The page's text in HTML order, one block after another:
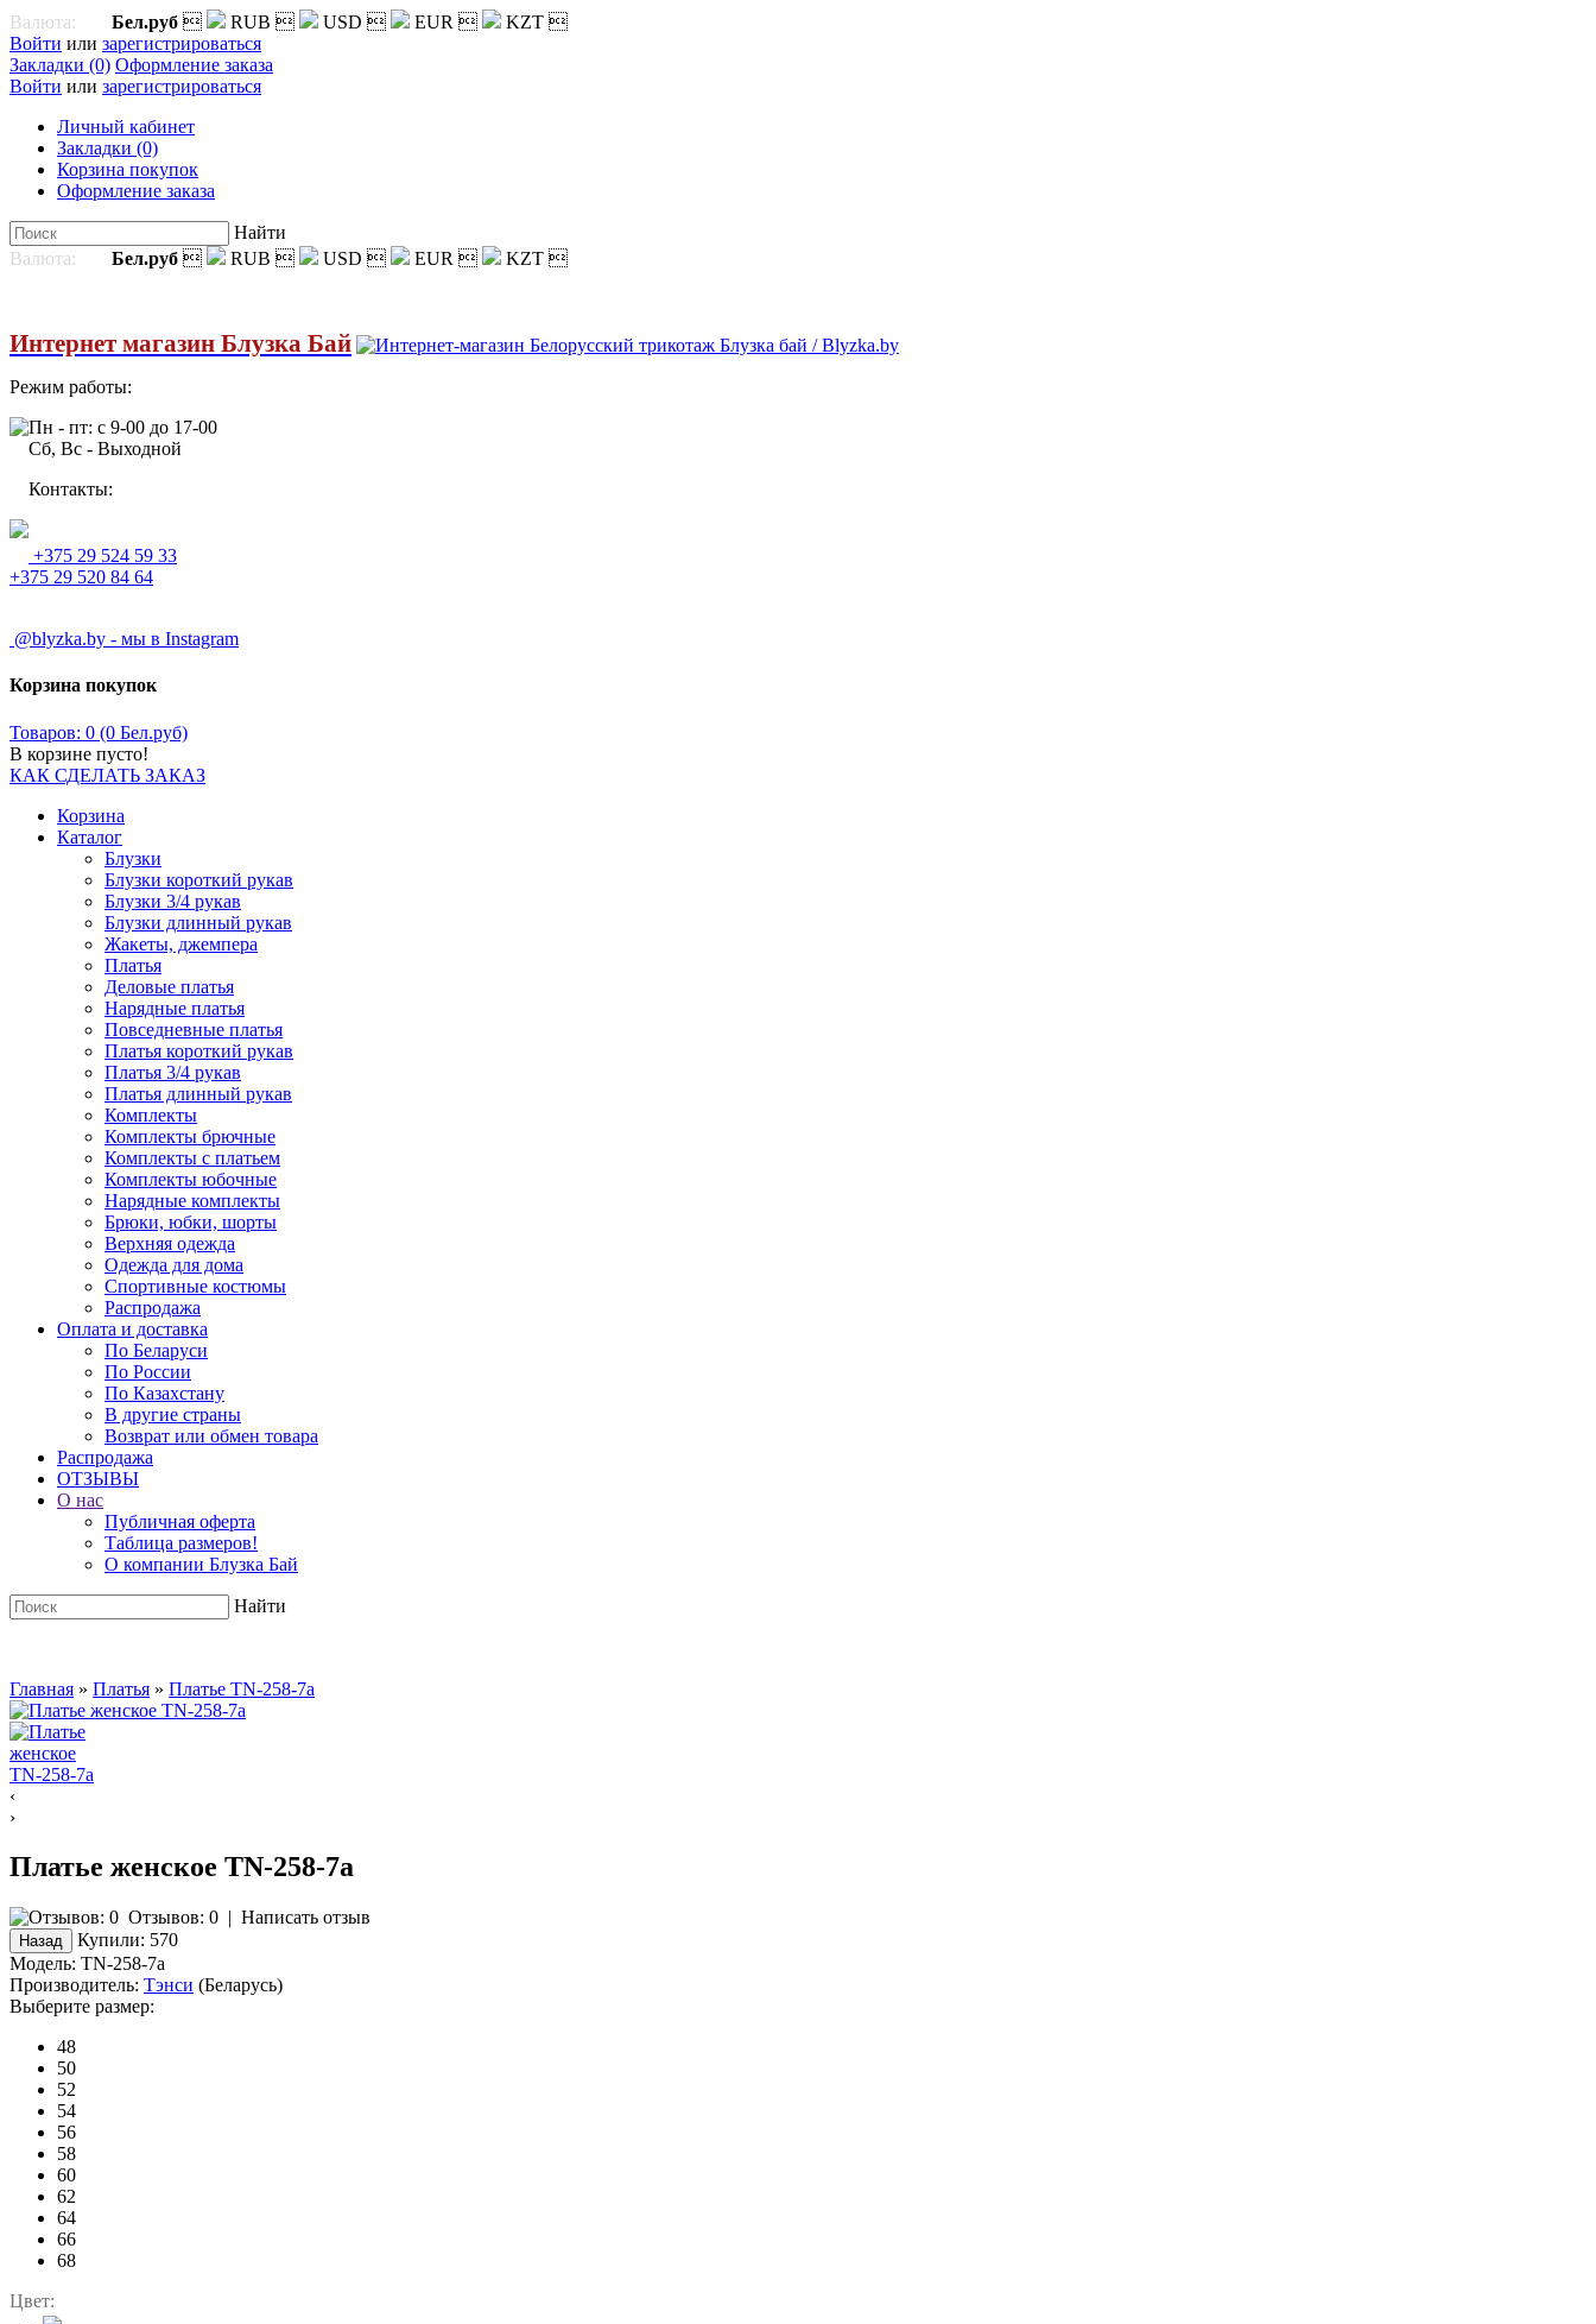
Валюта: Бел.руб  RUB  USD  EUR  KZT 
Войти или зарегистрироваться
Закладки (0) Оформление заказа
Войти или зарегистрироваться
Личный кабинет
Закладки (0)
Корзина покупок
Оформление заказа
Найти
Валюта:
Бел.руб  RUB  USD  EUR  KZT 
Интернет магазин Блузка Бай
Режим работы:
Пн - пт: с 9-00 до 17-00
Сб, Вс - Выходной
Контакты:
+375 29 524 59 33
+375 29 520 84 64
@blyzka.by - мы в Instagram
Корзина покупок
Товаров: 0 (0 Бел.руб)
В корзине пусто!
КАК СДЕЛАТЬ ЗАКАЗ
Корзина
Каталог
Блузки
Блузки короткий рукав
Блузки 3/4 рукав
Блузки длинный рукав
Жакеты, джемпера
Платья
Деловые платья
Нарядные платья
Повседневные платья
Платья короткий рукав
Платья 3/4 рукав
Платья длинный рукав
Комплекты
Комплекты брючные
Комплекты с платьем
Комплекты юбочные
Нарядные комплекты
Брюки, юбки, шорты
Верхняя одежда
Одежда для дома
Спортивные костюмы
Распродажа
Оплата и доставка
По Беларуси
По России
По Казахстану
В другие страны
Возврат или обмен товара
Распродажа
ОТЗЫВЫ
О нас
Публичная оферта
Таблица размеров!
О компании Блузка Бай
Найти
Главная » Платья » Платье TN-258-7a
‹
›
Платье женское TN-258-7a
Отзывов: 0 | Написать отзыв
Купили: 570
Модель: TN-258-7a
Производитель: Тэнси (Беларусь)
Выберите размер:
48
50
52
54
56
58
60
62
64
66
68
Цвет: